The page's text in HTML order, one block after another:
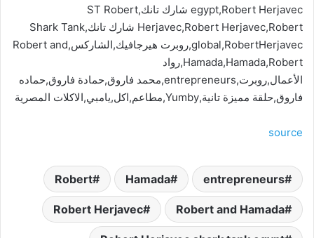
egypt,Robert Herjavec شارك تانك,ST Robert
Herjavec,Robert Herjavec,Robert شارك تانك,Shark Tank
global,RobertHerjavec,روبرت هيرجافيك,الشاركس,Robert and
Hamada,Hamada,Robert,رواد
الأعمال,روبرت,entrepreneurs,محمد فاروق,حمادة فاروق,حماده
فاروق,حلقة مميزة تانية,Yumby,مطاعم,اكل,يامبي,الاكلات المصرية
source
entrepreneurs
Hamada
Robert
Robert and Hamada
Robert Herjavec